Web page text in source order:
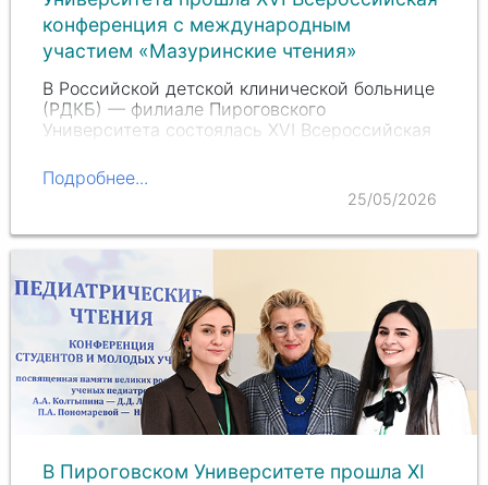
конференция с международным
участием «Мазуринские чтения»
В Российской детской клинической больнице
(РДКБ) — филиале Пироговского
Университета состоялась XVI Всероссийская
конференция с международным участием
«Мазуринские чтения» памяти Андрея…
Подробнее...
25/05/2026
В Пироговском Университете прошла XI